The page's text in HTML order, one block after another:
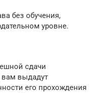
без обучения,
уровне.
сдачи
вам выдадут
его прохождения